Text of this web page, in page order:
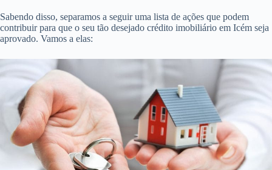
Sabendo disso, separamos a seguir uma lista de ações que podem
contribuir para que o seu tão desejado crédito imobiliário em Icém seja
aprovado. Vamos a elas: